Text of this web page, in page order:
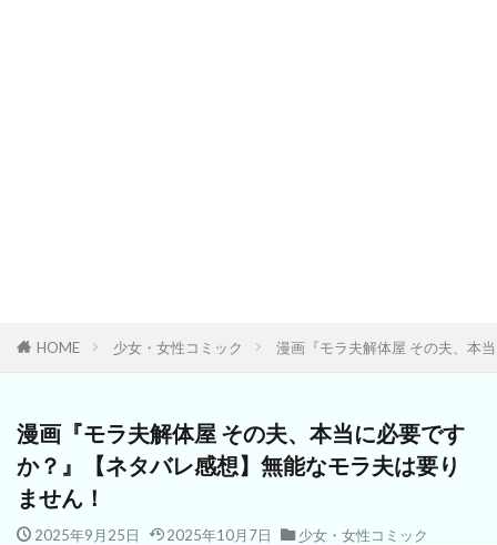
HOME 少女・女性コミック 漫画『モラ夫解体屋 その夫、本
漫画『モラ夫解体屋 その夫、本当に必要です
か？』【ネタバレ感想】無能なモラ夫は要り
ません！
2025年9月25日 2025年10月7日 少女・女性コミック